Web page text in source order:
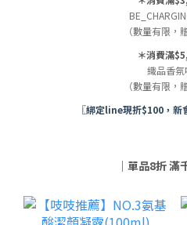
（數量有限，
＊消費滿
織品香氛
（數量有限，
〖綁定line現折$100，新
｜單品8折 滿